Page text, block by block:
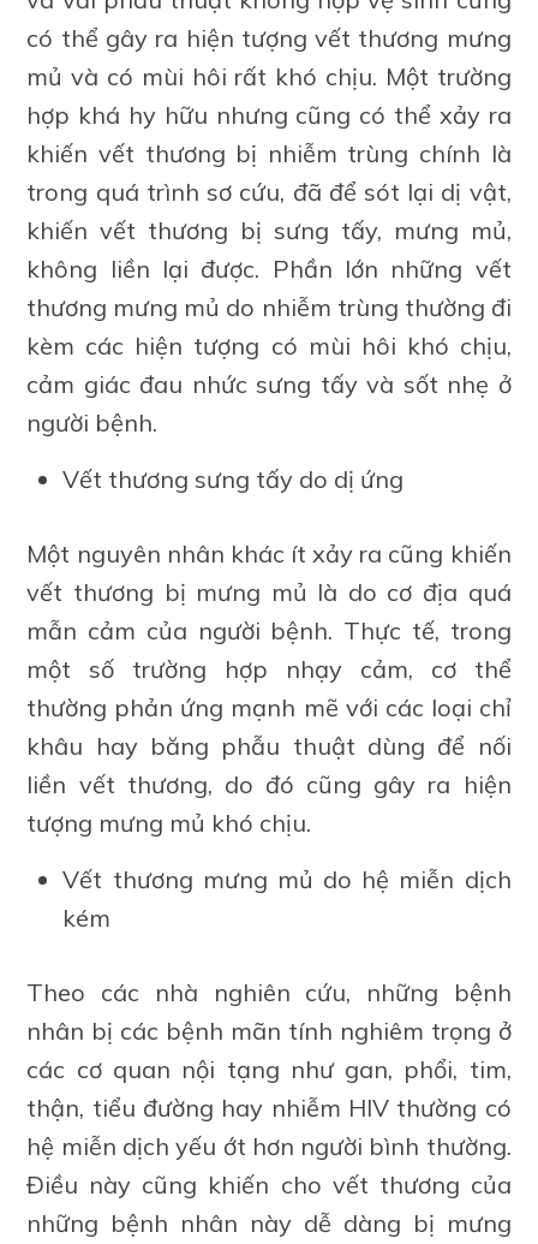
có thể gây ra hiện tượng vết thương mưng
mủ và có mùi hôi rất khó chịu. Một trường
hợp khá hy hữu nhưng cũng có thể xảy ra
khiến vết thương bị nhiễm trùng chính là
trong quá trình sơ cứu, đã để sót lại dị vật,
khiến vết thương bị sưng tấy, mưng mủ,
không liền lại được. Phần lớn những vết
thương mưng mủ do nhiễm trùng thường đi
kèm các hiện tượng có mùi hôi khó chịu,
cảm giác đau nhức sưng tấy và sốt nhẹ ở
người bệnh.
Vết thương sưng tấy do dị ứng
Một nguyên nhân khác ít xảy ra cũng khiến
vết thương bị mưng mủ là do cơ địa quá
mẫn cảm của người bệnh. Thực tế, trong
một số trường hợp nhạy cảm, cơ thể
thường phản ứng mạnh mẽ với các loại chỉ
khâu hay băng phẫu thuật dùng để nối
liền vết thương, do đó cũng gây ra hiện
tượng mưng mủ khó chịu.
Vết thương mưng mủ do hệ miễn dịch
kém
Theo các nhà nghiên cứu, những bệnh
nhân bị các bệnh mãn tính nghiêm trọng ở
các cơ quan nội tạng như gan, phổi, tim,
thận, tiểu đường hay nhiễm HIV thường có
hệ miễn dịch yếu ớt hơn người bình thường.
Điều này cũng khiến cho vết thương của
những bệnh nhân này dễ dàng bị mưng